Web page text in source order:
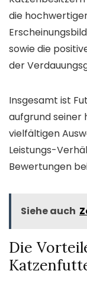
die
sowie die
der
Insgesamt ist
aufgrund seiner
vielfältigen
Leistungs-
Bewertungen
Siehe auch
Die